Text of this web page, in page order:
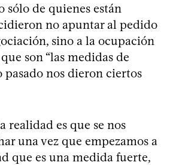
sólo de quienes están
no apuntar al pedido
sino a la ocupación
son “las medidas de
pasado nos dieron ciertos
realidad es que se nos
una vez que empezamos a
que es una medida fuerte,